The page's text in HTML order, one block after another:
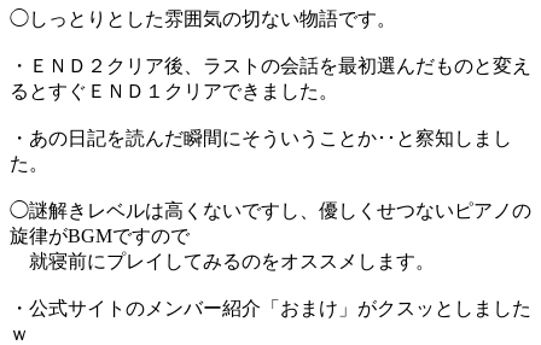
◯しっとりとした雰囲気の切ない物語です。
・ＥＮＤ２クリア後、ラストの会話を最初選んだものと変え
るとすぐＥＮＤ１クリアできました。
・あの日記を読んだ瞬間にそういうことか･･と察知しまし
た。
◯謎解きレベルは高くないですし、優しくせつないピアノの
旋律がBGMですので
就寝前にプレイしてみるのをオススメします。
・公式サイトのメンバー紹介「おまけ」がクスッとしました
ｗ